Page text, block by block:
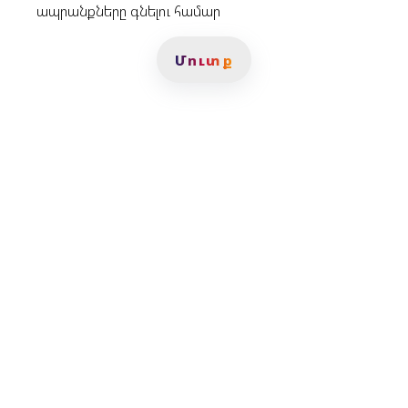
ապրանքները գնելու համար
Մուտք